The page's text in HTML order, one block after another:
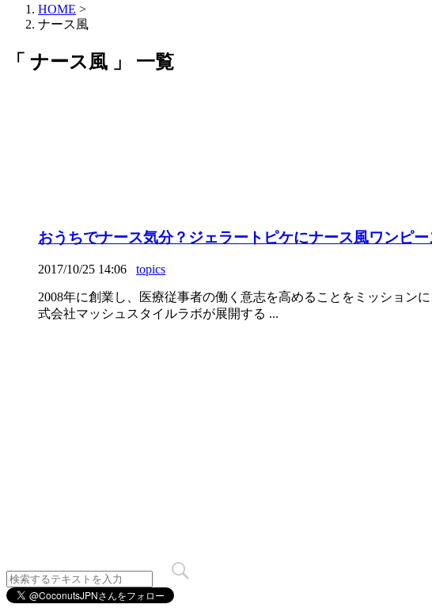
HOME >
ナース風
「 ナース風 」 一覧
おうちでナース気分？ジェラートピケにナース風ワンピ
2017/10/25 14:06 topics
2008年に創業し、医療従事者の働く意志を高めることをミッション
式会社マッシュスタイルラボが展開する ...